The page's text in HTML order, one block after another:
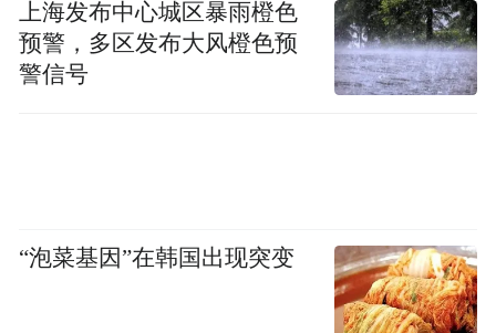
“特别声明：以上作品内容(包括在内的视频、图片或音
频)为凤凰网旗下自媒体平台“大风号”用户上传并发
布，本平台仅提供信息存储空间服务。
Notice: The content above (including the videos,
上海发布中心城区暴雨橙色
预警，多区发布大风橙色预
警信号
“泡菜基因”在韩国出现突变